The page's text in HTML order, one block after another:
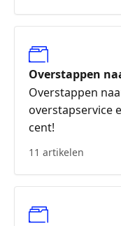
Overstappen
Overstappen
overstapservice
cent!
11 artikelen